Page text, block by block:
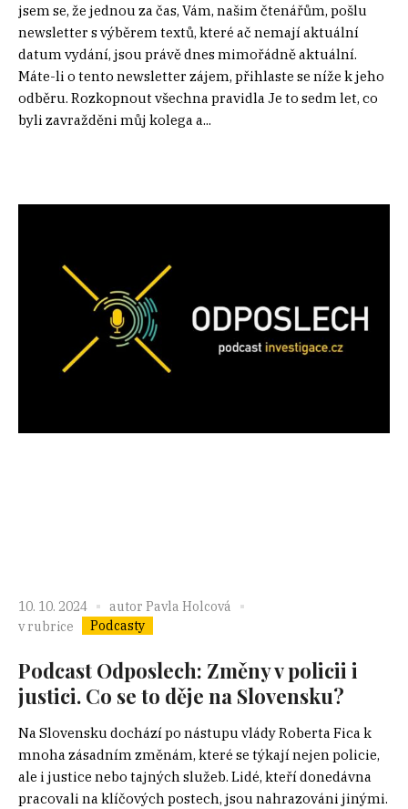
jsem se, že jednou za čas, Vám, našim čtenářům, pošlu
newsletter s výběrem textů, které ač nemají aktuální
datum vydání, jsou právě dnes mimořádně aktuální.
Máte-li o tento newsletter zájem, přihlaste se níže k jeho
odběru. Rozkopnout všechna pravidla Je to sedm let, co
byli zavražděni můj kolega a...
10. 10. 2024 autor Pavla Holcová
v rubrice
Podcasty
Podcast Odposlech: Změny v policii i
justici. Co se to děje na Slovensku?
Na Slovensku dochází po nástupu vlády Roberta Fica k
mnoha zásadním změnám, které se týkají nejen policie,
ale i justice nebo tajných služeb. Lidé, kteří donedávna
pracovali na klíčových postech, jsou nahrazováni jinými.